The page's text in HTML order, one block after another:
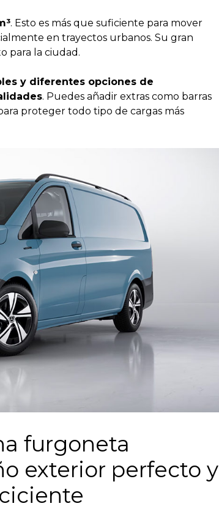
. Esto es más que suficiente para mover
en trayectos urbanos. Su gran
para la ciudad.
y diferentes opciones de
. Puedes añadir extras como barras
proteger todo tipo de cargas más
furgoneta
exterior perfecto y